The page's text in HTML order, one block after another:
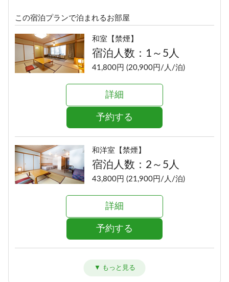
この宿泊プランで泊まれるお部屋
和室【禁煙】
宿泊人数：1～5人
41,800円 (20,900円/人/泊)
詳細
予約する
和洋室【禁煙】
宿泊人数：2～5人
43,800円 (21,900円/人/泊)
詳細
予約する